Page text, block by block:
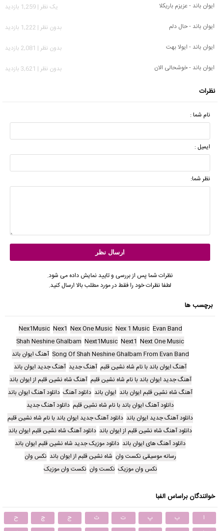
ایوان باند - عزیزم باریکلا
يک نظر | 1,259 بازدید
ایوان باند - حال دلم
بدون نظر | 1,222 بازدید
ایوان باند - ایولا بهت
بدون نظر | 2,081 بازدید
ایوان باند - خوشحالی الان
بدون نظر | 3,621 بازدید
نظرات
نام شما :
ایمیل :
نظر شما:
نظرات شما پس از بررسی و تایید نمایش داده می شود.
لطفا نظرات خود را فقط در مورد مطلب بالا ارسال کنید.
برچسب ها
Evan Band
Nex 1 Music
Nex One Music
Nex1
Nex1Music
Next One Music
Next1
Next1Music
Shah Neshine Ghalbam
Song Of Shah Neshine Ghalbam From Evan Band آهنگ ایوان باند
آهنگ ایوان باند با نام شاه نشین قلبم آهنگ جدید آهنگ جدید ایوان باند
آهنگ جدید ایوان باند با نام شاه نشین قلبم آهنگ شاه نشین قلبم از ایوان باند
آهنگ شاه نشین قلبم ایوان باند ایوان باند دانلود آهنگ دانلود آهنگ ایوان باند
دانلود آهنگ ایوان باند با نام شاه نشین قلبم دانلود آهنگ جدید
دانلود آهنگ جدید ایوان باند دانلود آهنگ جدید ایوان باند با نام شاه نشین قلبم
دانلود آهنگ شاه نشین قلبم از ایوان باند دانلود آهنگ شاه نشین قلبم ایوان باند
دانلود آهنگ های ایوان باند دانلود موزیک جدید شاه نشین قلبم ایوان باند
رسانه موسیقی نکست وان شاه نشین قلبم از ایوان باند نکس وان
نکس وان موزیک نکست وان نکست وان موزیک
خوانندگان براساس الفبا
ا ب پ ت ث ج چ
ح